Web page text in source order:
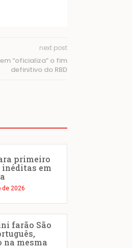
next post
“oficializa” o fim
definitivo do RBD
primeiro
inéditas em
de 2026
farão São
mesma